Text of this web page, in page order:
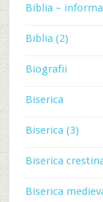
Biblia –
Biblia (2)
Biografii
Biserica
Biserica (3)
Biserica
Biserica